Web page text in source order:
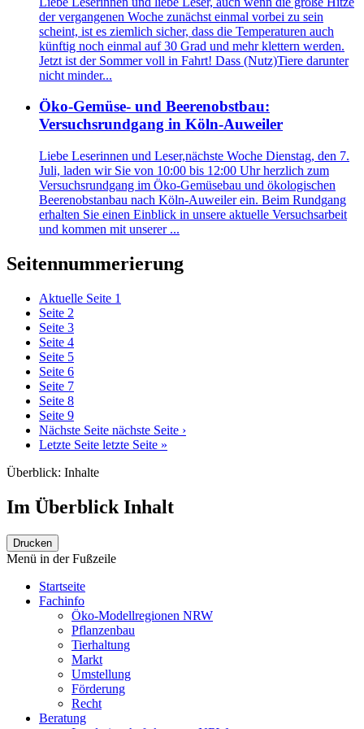
der vergangenen Woche zunächst einmal vorbei zu sein
scheint, ist es ziemlich sicher, dass die Temperaturen auch
künftig noch einmal auf 30 Grad und mehr klettern werden.
Jetzt ist der Sommer voll in Fahrt! Dass (Nutz)Tiere darunter
nicht minder...
Öko-Gemüse- und Beerenobstbau:
Versuchsrundgang in Köln-Auweiler
Liebe Leserinnen und Leser,nächste Woche Dienstag, den 7.
Juli, laden wir Sie von 10:00 bis 12:00 Uhr herzlich zum
Versuchsrundgang im Öko-Gemüsebau und ökologischen
Beerenobstanbau nach Köln-Auweiler ein. Beim Rundgang
erhalten Sie einen Einblick in unsere aktuelle Versuchsarbeit
und kommen mit unserer ...
Seitennummerierung
Aktuelle Seite 1
Seite 2
Seite 3
Seite 4
Seite 5
Seite 6
Seite 7
Seite 8
Seite 9
Nächste Seite nächste Seite ›
Letzte Seite letzte Seite »
Überblick: Inhalte
Im Überblick Inhalt
Drucken
Menü in der Fußzeile
Startseite
Fachinfo
Öko-Modellregionen NRW
Pflanzenbau
Tierhaltung
Markt
Umstellung
Förderung
Recht
Beratung